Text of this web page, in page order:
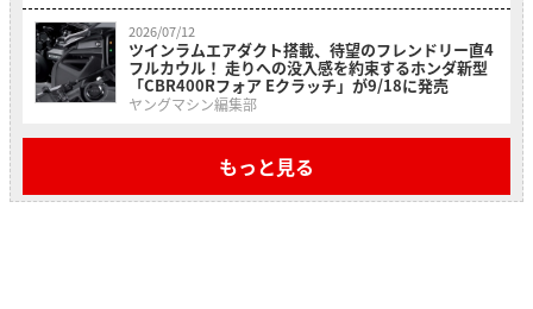
2026/07/12
ツインラムエアダクト搭載、待望のフレンドリー直4
フルカウル！ 走りへの没入感を約束するホンダ新型
「CBR400Rフォア Eクラッチ」が9/18に発売
ヤングマシン編集部
もっと見る